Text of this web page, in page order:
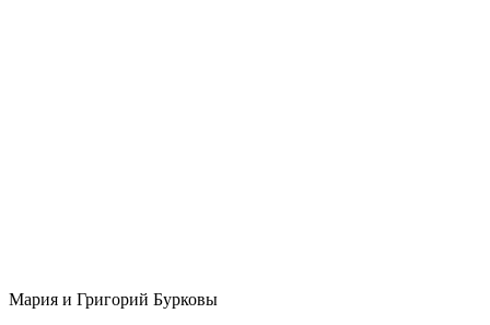
Мария и Григорий Бурковы